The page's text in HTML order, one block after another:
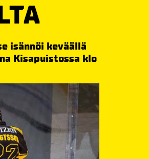
isännöi keväällä
Kisapuistossa klo